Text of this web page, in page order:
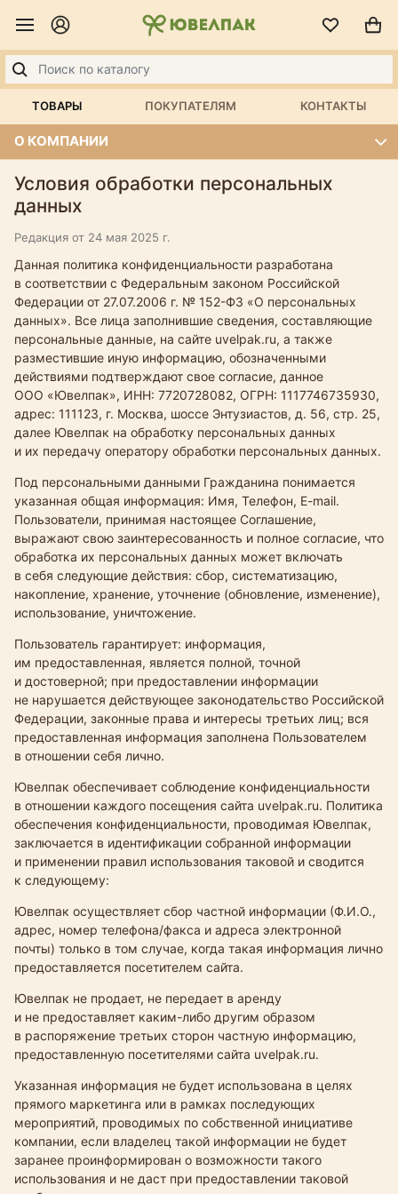
ТОВАРЫ ПОКУПАТЕЛЯМ КОНТАКТЫ
О КОМПАНИИ
Условия обработки персональных
данных
Редакция от 24 мая 2025 г.
Данная политика конфиденциальности разработана
в соответствии с Федеральным законом Российской
Федерации от 27.07.2006 г. № 152-ФЗ «О персональных
данных». Все лица заполнившие сведения, составляющие
персональные данные, на сайте uvelpak.ru, а также
разместившие иную информацию, обозначенными
действиями подтверждают свое согласие, данное
ООО «Ювелпак», ИНН: 7720728082, ОГРН: 1117746735930,
адрес: 111123, г. Москва, шоссе Энтузиастов, д. 56, стр. 25,
далее Ювелпак на обработку персональных данных
и их передачу оператору обработки персональных данных.
Под персональными данными Гражданина понимается
указанная общая информация: Имя, Телефон, E-mail.
Пользователи, принимая настоящее Соглашение,
выражают свою заинтересованность и полное согласие, что
обработка их персональных данных может включать
в себя следующие действия: сбор, систематизацию,
накопление, хранение, уточнение (обновление, изменение),
использование, уничтожение.
Пользователь гарантирует: информация,
им предоставленная, является полной, точной
и достоверной; при предоставлении информации
не нарушается действующее законодательство Российской
Федерации, законные права и интересы третьих лиц; вся
предоставленная информация заполнена Пользователем
в отношении себя лично.
Ювелпак обеспечивает соблюдение конфиденциальности
в отношении каждого посещения сайта uvelpak.ru. Политика
обеспечения конфиденциальности, проводимая Ювелпак,
заключается в идентификации собранной информации
и применении правил использования таковой и сводится
к следующему:
Ювелпак осуществляет сбор частной информации (Ф.И.О.,
адрес, номер телефона/факса и адреса электронной
почты) только в том случае, когда такая информация лично
предоставляется посетителем сайта.
Ювелпак не продает, не передает в аренду
и не предоставляет каким-либо другим образом
в распоряжение третьих сторон частную информацию,
предоставленную посетителями сайта uvelpak.ru.
Указанная информация не будет использована в целях
прямого маркетинга или в рамках последующих
мероприятий, проводимых по собственной инициативе
компании, если владелец такой информации не будет
заранее проинформирован о возможности такого
использования и не даст при предоставлении таковой